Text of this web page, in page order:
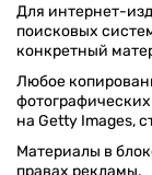
Для интернет-
поисковых
конкретный
Любое
на Getty Images,
Материалы в
правах рекламы.